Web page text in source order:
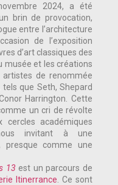
2024, a été
brin de provocation,
entre l’architecture
de l’exposition
d’art classiques des
musée et les créations
de renommée
que Seth, Shepard
Harrington. Cette
un cri de révolte
académiques
invitant à une
presque comme une
13 est un parcours de
Itinerrance . Ce sont